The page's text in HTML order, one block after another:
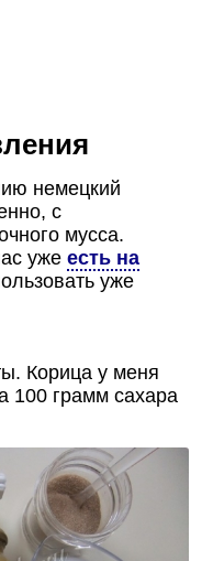
немецкий
с
мусса.
ужеесть на
уже
Корица у меня
100 грамм сахара